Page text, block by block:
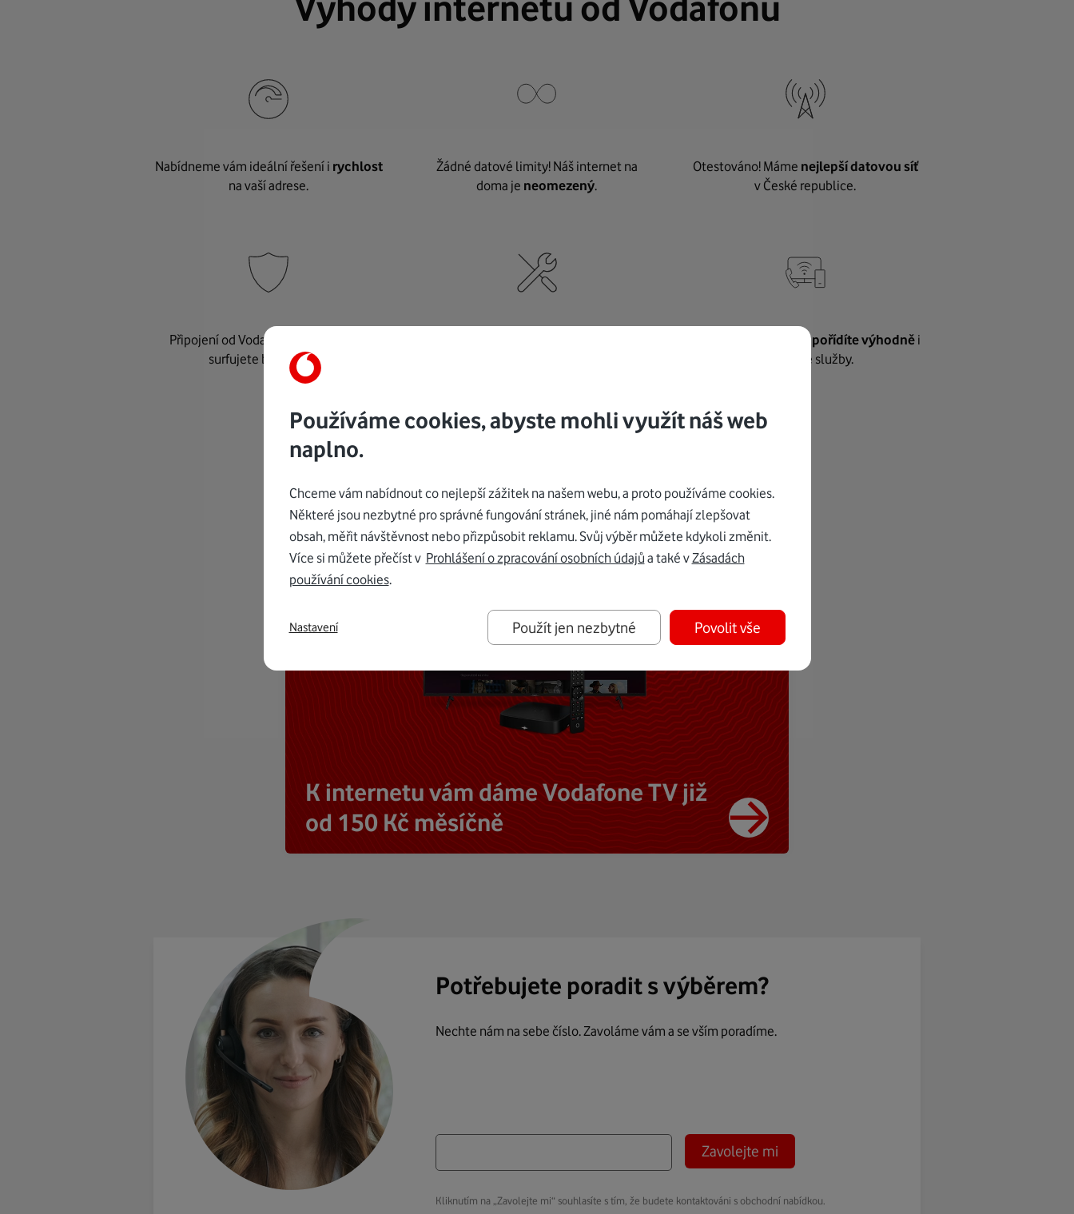
Nabídneme vám ideální řešení i rychlost
na vaší adrese.
Žádné datové limity! Náš internet na
doma je neomezený.
Otestováno! Máme nejlepší datovou síť
v České republice.
Připojení od Vodafonu je
surfujete bez starostí.
K pevnému internetupořídíte výhodněi
další naše služby.
K internetu vám dáme Vodafone TV již
od 150 Kč měsíčně
Potřebujete poradit s výběrem?
Nechte nám na sebe číslo. Zavoláme vám a se vším poradíme.
Zavolejte mi
Kliknutím na „Zavolejte mi“ souhlasíte s tím, že budete kontaktováni s obchodní nabídkou.
Používáme cookies, abyste mohli využít náš web
naplno.
Chceme vám nabídnout co nejlepší zážitek na našem webu, a proto používáme cookies.
Některé jsou nezbytné pro správné fungování stránek, jiné nám pomáhají zlepšovat
obsah, měřit návštěvnost nebo přizpůsobit reklamu. Svůj výběr můžete kdykoli změnit.
Více si můžete přečíst v Prohlášení o zpracování osobních údajů a také vZásadách
používání cookies.
Použít jen nezbytné Povolit vše
Nastavení